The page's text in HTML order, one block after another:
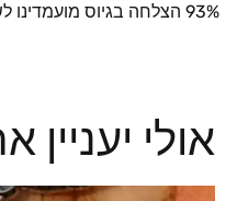
93% הצלחה בגיוס מועמדינו לשירות ביחידות העלית הצהליות
אולי יעניין